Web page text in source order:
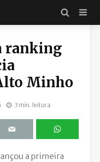
ranking
Minho
3 min. leitura
a primeira